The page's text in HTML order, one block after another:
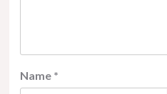
Name *